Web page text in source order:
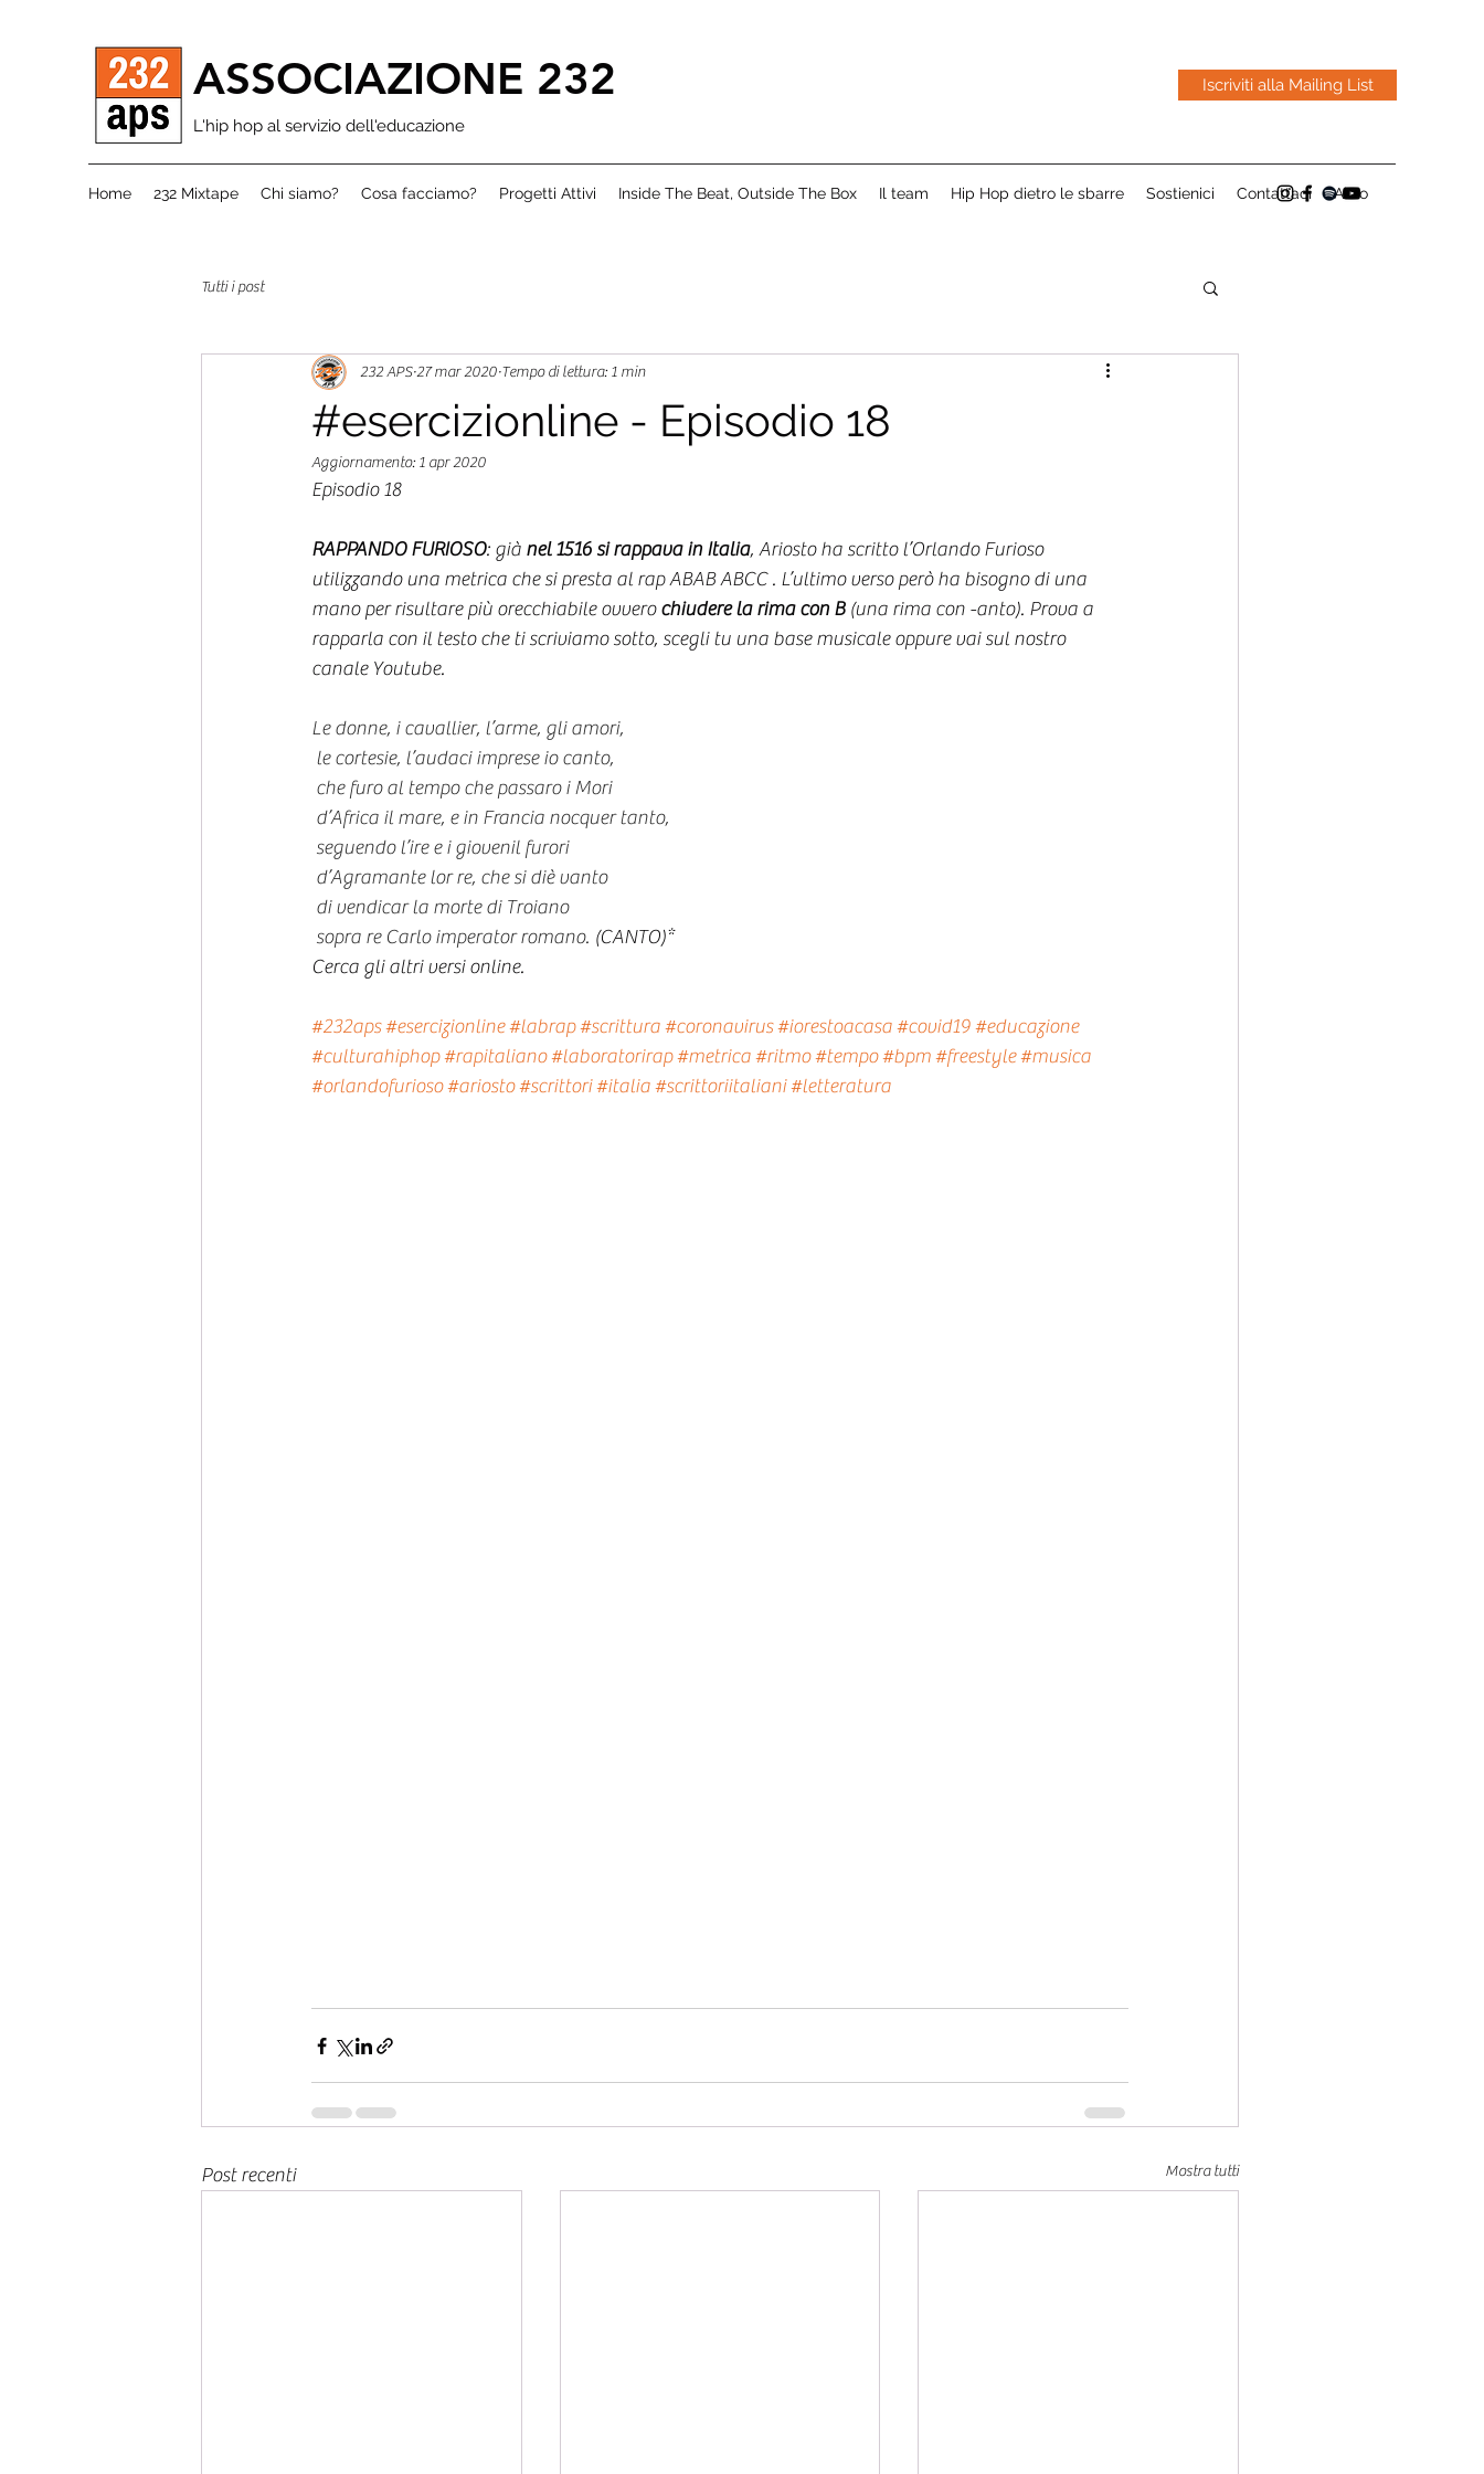
ASSOCIAZIONE 232
L'hip hop al servizio dell'educazione
Iscriviti alla Mailing List
Home 232 Mixtape Chi siamo? Cosa facciamo? Progetti Attivi Inside The Beat, Outside The Box Il team Hip Hop dietro le sbarre Sostienici Contattaci Altro
Tutti i post
#esercizionline - Episodio 18
232 APS 27 mar 2020 Tempo di lettura: 1 min
Aggiornamento:1 apr 2020
Episodio 18
RAPPANDO FURIOSO: già nel 1516 si rappava in Italia, Ariosto ha scritto l’Orlando Furioso
utilizzando una metrica che si presta al rap ABAB ABCC . L’ultimo verso però ha bisogno di una
mano per risultare più orecchiabile ovvero chiudere la rima con B (una rima con -anto). Prova a
rapparla con il testo che ti scriviamo sotto, scegli tu una base musicale oppure vai sul nostro
canale Youtube.
Le donne, i cavallier, l’arme, gli amori,
le cortesie, l’audaci imprese io canto,
che furo al tempo che passaro i Mori
d’Africa il mare, e in Francia nocquer tanto,
seguendo l’ire e i giovenil furori
d’Agramante lor re, che si diè vanto
di vendicar la morte di Troiano
sopra re Carlo imperator romano. (CANTO)*
Cerca gli altri versi online.
#232aps#esercizionline#labrap#scrittura#coronavirus#iorestoacasa#covid19#educazione
#culturahiphop#rapitaliano#laboratorirap#metrica#ritmo#tempo#bpm#freestyle#musica
#orlandofurioso#ariosto#scrittori#italia#scrittoriitaliani#letteratura
Post recenti Mostra tutti